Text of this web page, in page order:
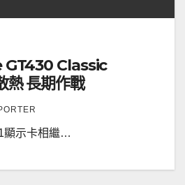
Classic
熱 長期作戰
顯示卡相繼…